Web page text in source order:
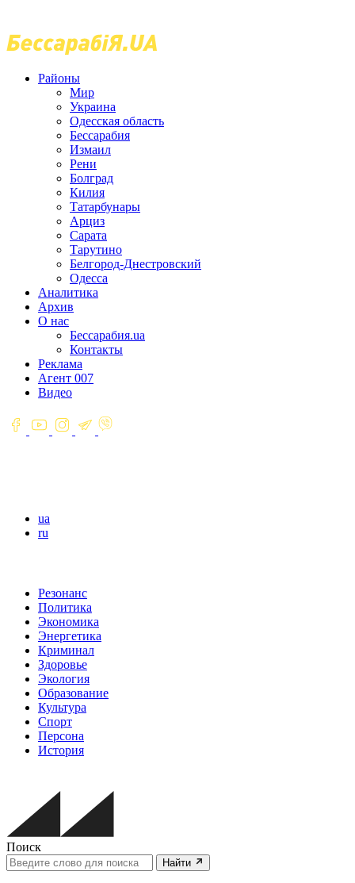
Районы
Мир
Украина
Одесская область
Бессарабия
Измаил
Рени
Болград
Килия
Татарбунары
Арциз
Сарата
Тарутино
Белгород-Днестровский
Одесса
Аналитика
Архив
О нас
Бессарабия.ua
Контакты
Реклама
Агент 007
Видео
ua
ru
Резонанс
Политика
Экономика
Энергетика
Криминал
Здоровье
Экология
Образование
Культура
Спорт
Персона
История
Поиск
Найти